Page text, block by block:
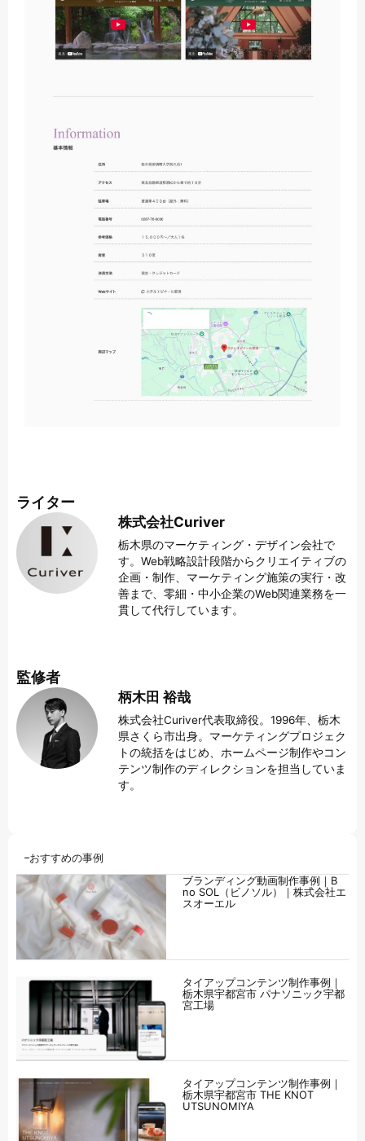
ライター
株式会社Curiver
栃木県のマーケティング・デザイン会社で
す。Web戦略設計段階からクリエイティブの
企画・制作、マーケティング施策の実行・改
善まで、零細・中小企業のWeb関連業務を一
貫して代行しています。
監修者
柄木田 裕哉
株式会社Curiver代表取締役。1996年、栃木
県さくら市出身。マーケティングプロジェク
トの統括をはじめ、ホームページ制作やコン
テンツ制作のディレクションを担当していま
す。
おすすめの事例
ブランディング動画制作事例｜B
no SOL（ビノソル）｜株式会社エ
スオーエル
タイアップコンテンツ制作事例｜
栃木県宇都宮市 パナソニック宇都
宮工場
タイアップコンテンツ制作事例｜
栃木県宇都宮市 THE KNOT
UTSUNOMIYA